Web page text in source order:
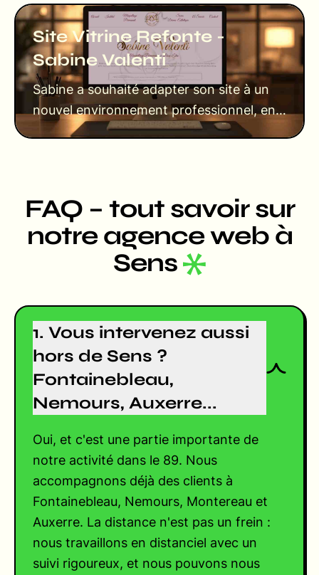
Site Vitrine Refonte -
Sabine Valenti
Sabine a souhaité adapter son site à un
nouvel environnement professionnel, en
ajustant partiellement son identité
FAQ – tout savoir sur
notre agence web à
Sens
1. Vous intervenez aussi
hors de Sens ?
Fontainebleau,
Nemours, Auxerre...
Oui, et c'est une partie importante de
notre activité dans le 89. Nous
accompagnons déjà des clients à
Fontainebleau, Nemours, Montereau et
Auxerre. La distance n'est pas un frein :
nous travaillons en distanciel avec un
suivi rigoureux, et nous pouvons nous